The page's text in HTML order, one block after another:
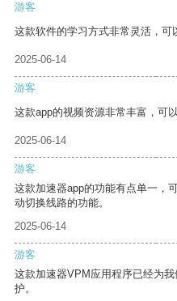
游客
这款软件的学习方式非常灵活，可
2025-06-14
游客
这款app的视频资源非常丰富，可
2025-06-14
游客
这款加速器app的功能有点单一，
动切换线路的功能。
2025-06-14
游客
这款加速器VPM应用程序已经为
护。